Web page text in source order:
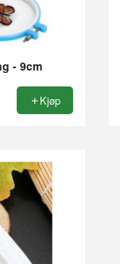
- 9cm
Kjøp